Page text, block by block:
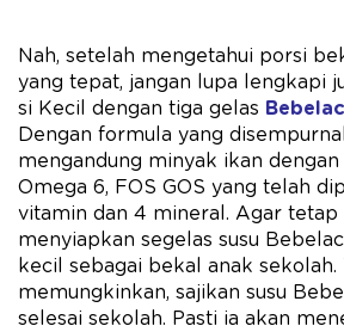
Nah, setelah mengetahui porsi
yang tepat, jangan lupa lengkapi
si Kecil dengan tiga gelas
Dengan formula yang
mengandung minyak ikan dengan
Omega 6, FOS GOS yang telah
vitamin dan 4 mineral. Agar tetap
menyiapkan segelas susu
kecil sebagai bekal anak sekolah.
memungkinkan, sajikan susu
selesai sekolah. Pasti ia akan